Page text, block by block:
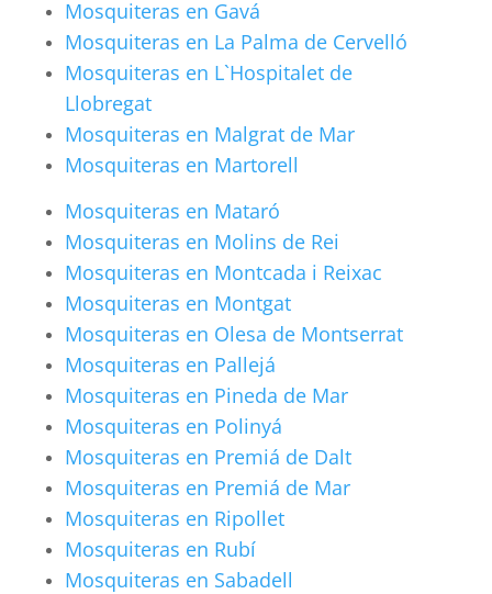
Mosquiteras en Gavá
Mosquiteras en La Palma de Cervelló
Mosquiteras en L`Hospitalet de
Llobregat
Mosquiteras en Malgrat de Mar
Mosquiteras en Martorell
Mosquiteras en Mataró
Mosquiteras en Molins de Rei
Mosquiteras en Montcada i Reixac
Mosquiteras en Montgat
Mosquiteras en Olesa de Montserrat
Mosquiteras en Pallejá
Mosquiteras en Pineda de Mar
Mosquiteras en Polinyá
Mosquiteras en Premiá de Dalt
Mosquiteras en Premiá de Mar
Mosquiteras en Ripollet
Mosquiteras en Rubí
Mosquiteras en Sabadell